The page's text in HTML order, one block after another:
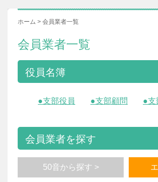
ホーム > 会員業者一覧
会員業者一覧
役員名簿
●支部役員 ●支部顧問 ●支
会員業者を探す
50音から探す >